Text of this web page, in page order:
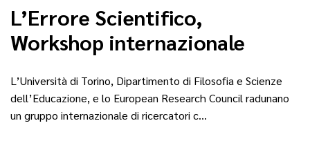
L’Errore Scientifico,
Workshop internazionale
L’Università di Torino, Dipartimento di Filosofia e Scienze
dell’Educazione, e lo European Research Council radunano
un gruppo internazionale di ricercatori c…